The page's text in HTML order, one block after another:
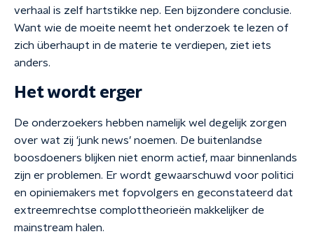
verhaal is zelf hartstikke nep. Een bijzondere conclusie.
Want wie de moeite neemt het onderzoek te lezen of
zich überhaupt in de materie te verdiepen, ziet iets
anders.
Het wordt erger
De onderzoekers hebben namelijk wel degelijk zorgen
over wat zij 'junk news’ noemen. De buitenlandse
boosdoeners blijken niet enorm actief, maar binnenlands
zijn er problemen. Er wordt gewaarschuwd voor politici
en opiniemakers met fopvolgers en geconstateerd dat
extreemrechtse complottheorieën makkelijker de
mainstream halen.